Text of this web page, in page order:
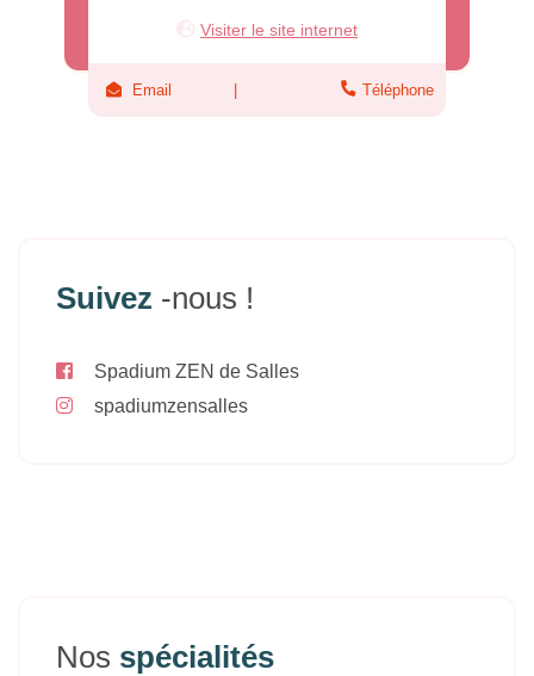
Visiter le site internet
Email Téléphone
Suivez -nous !
Spadium ZEN de Salles
spadiumzensalles
Nos spécialités